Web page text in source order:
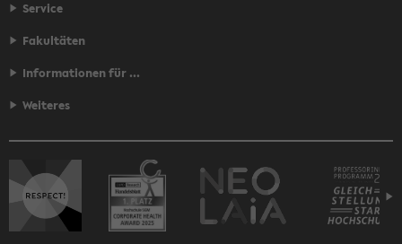
Service
Fakultäten
Informationen für ...
Weiteres